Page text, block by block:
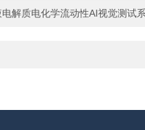
解质电化学流动性AI视觉测试